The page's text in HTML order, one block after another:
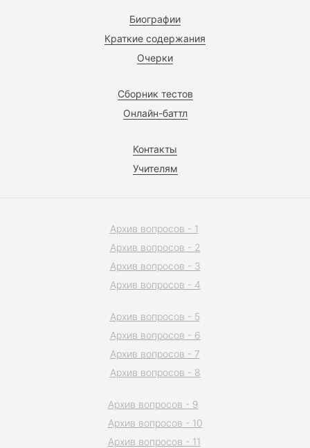
Биографии
Краткие содержания
Очерки
Сборник тестов
Онлайн-баттл
Контакты
Учителям
Архив вопросов - 1
Архив вопросов - 2
Архив вопросов - 3
Архив вопросов - 4
Архив вопросов - 5
Архив вопросов - 6
Архив вопросов - 7
Архив вопросов - 8
Архив вопросов - 9
Архив вопросов - 10
Архив вопросов - 11